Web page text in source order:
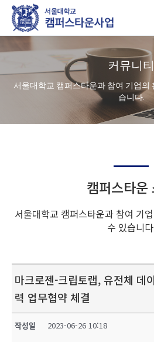
커뮤니티
서울대학교 캠퍼스타운과 참여 기업의
습니다.
캠퍼스타운
서울대학교 캠퍼스타운과 참여 기
수 있습니
마크로젠-크립토랩, 유전체 데
력 업무협약 체결
작성일 2023-06-26 10:18